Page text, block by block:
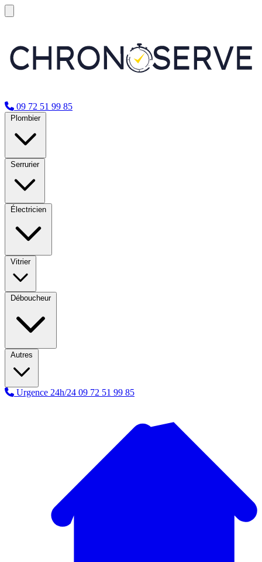
09 72 51 99 85
Plombier
Serrurier
Électricien
Vitrier
Déboucheur
Autres
Urgence 24h/24 09 72 51 99 85